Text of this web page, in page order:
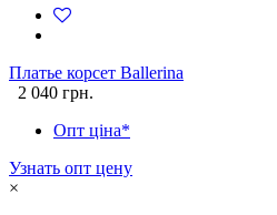
Платье корсет Ballerina
2 040 грн.
Опт ціна*
Узнать опт цену
×